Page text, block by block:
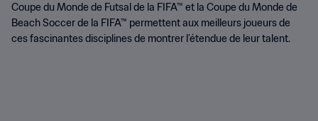
Coupe du Monde de Futsal de la FIFA™ et la Coupe du Monde de
Beach Soccer de la FIFA™ permettent aux meilleurs joueurs de
ces fascinantes disciplines de montrer l’étendue de leur talent.